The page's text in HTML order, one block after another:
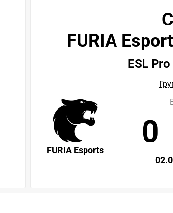
FURIA
ESL
FURIA Esports
0